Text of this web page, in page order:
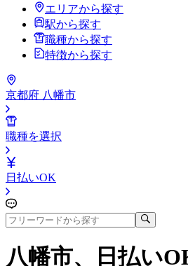
エリアから探す
駅から探す
職種から探す
特徴から探す
京都府 八幡市
職種を選択
日払いOK
八幡市、日払い